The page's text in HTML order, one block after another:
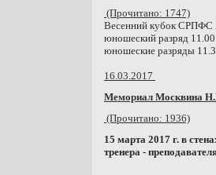
(Прочитано: 1747)
Весенний кубок СРПФС
юношеский разряд
юношеские разряды
16.03.2017
Мемориал Москвина
(Прочитано: 1936)
15 марта 2017 г. в
тренера -